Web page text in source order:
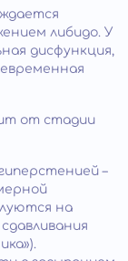
либидо. У
дисфункция,
от стадии
–
на